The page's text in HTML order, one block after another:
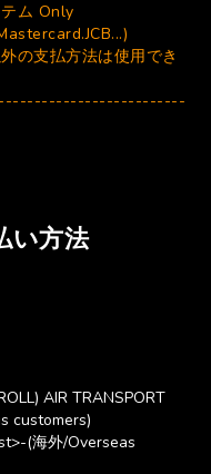
ム Only
の支払方法は使用でき
い方法
AIR TRANSPORT
customers)
(海外/Overseas